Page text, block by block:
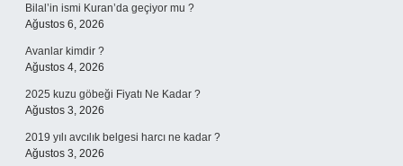
Bilal’in ismi Kuran’da geçiyor mu ?
Ağustos 6, 2026
Avanlar kimdir ?
Ağustos 4, 2026
2025 kuzu göbeği Fiyatı Ne Kadar ?
Ağustos 3, 2026
2019 yılı avcılık belgesi harcı ne kadar ?
Ağustos 3, 2026